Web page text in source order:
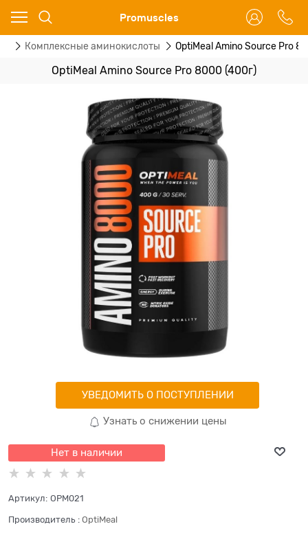
Promuscles
Комплексные аминокислоты OptiMeal Amino Source Pro
OptiMeal Amino Source Pro 8000 (400г)
УВЕДОМИТЬ О ПОСТУПЛЕНИИ
Узнать о снижении цены
Нет в наличии
Артикул: OPM021
Производитель : OptiMeal
Ваш город - Москва,
угадали?
ДА НЕТ